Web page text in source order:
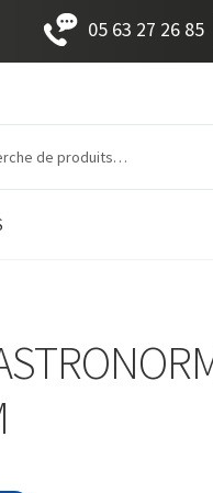
05 63 27 26 85